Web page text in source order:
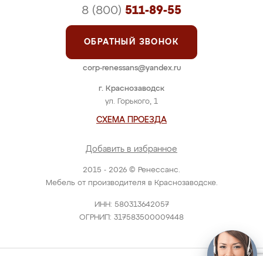
2015 - 2026 © Ренессанс.
Мебель от производителя в Краснозаводске.
ИНН: 580313642057
ОГРНИП: 317583500009448
г. Краснозаводск
ул. Горького, 1
СХЕМА ПРОЕЗДА
Добавить в избранное
8 (800) 511-89-55
ОБРАТНЫЙ ЗВОНОК
corp-renessans@yandex.ru